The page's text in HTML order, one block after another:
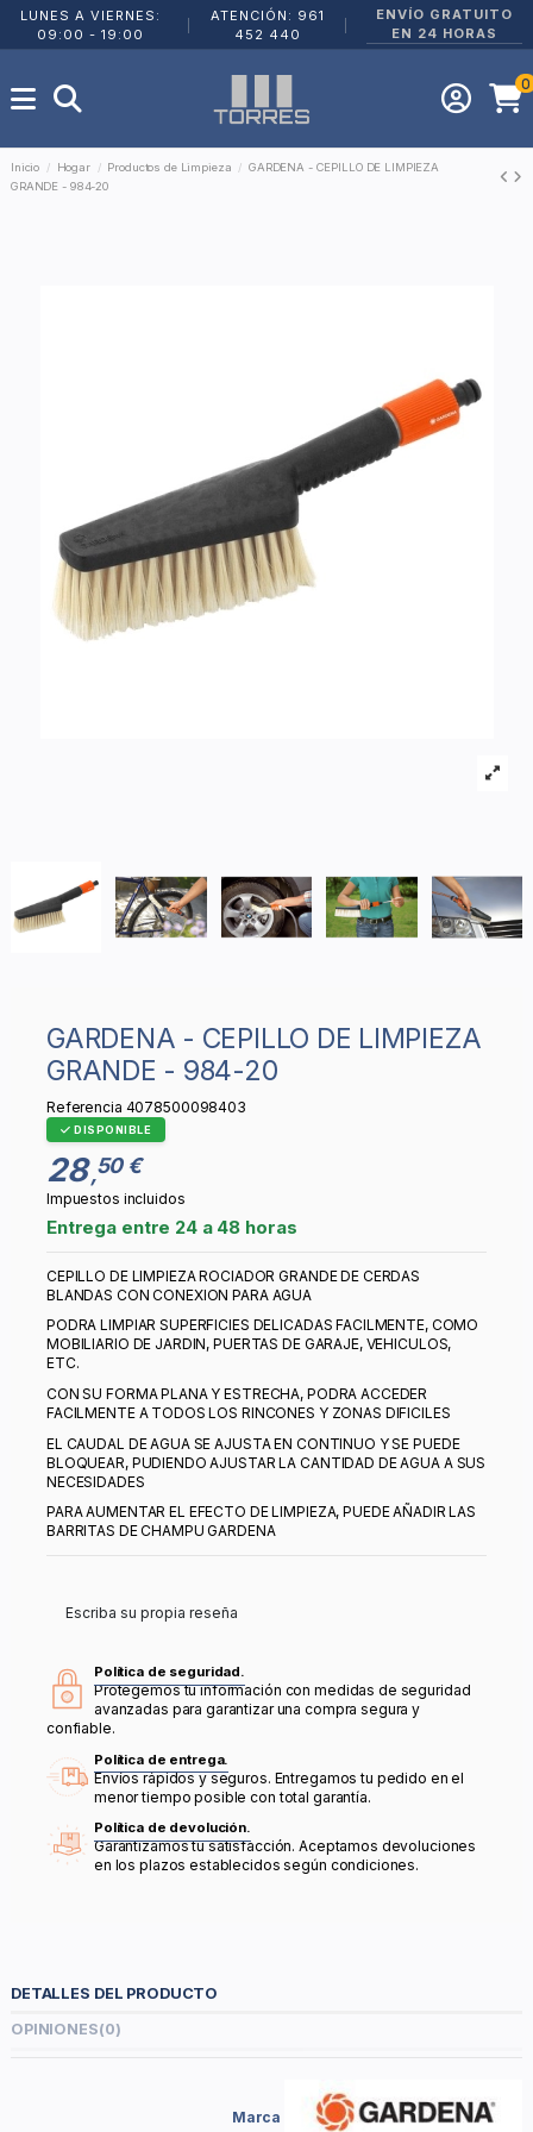
LUNES A VIERNES:
09:00 - 19:00
ATENCIÓN: 961
452 440
ENVÍO GRATUITO
EN 24 HORAS
0
Inicio Hogar Productos de Limpieza
GARDENA - CEPILLO DE LIMPIEZA
GRANDE - 984-20
GARDENA - CEPILLO DE LIMPIEZA
GRANDE - 984-20
Referencia 4078500098403
DISPONIBLE
28 ,50 €
Impuestos incluidos
Entrega entre 24 a 48 horas
CEPILLO DE LIMPIEZA ROCIADOR GRANDE DE CERDAS
BLANDAS CON CONEXION PARA AGUA
PODRA LIMPIAR SUPERFICIES DELICADAS FACILMENTE, COMO
MOBILIARIO DE JARDIN, PUERTAS DE GARAJE, VEHICULOS,
ETC.
CON SU FORMA PLANA Y ESTRECHA, PODRA ACCEDER
FACILMENTE A TODOS LOS RINCONES Y ZONAS DIFICILES
EL CAUDAL DE AGUA SE AJUSTA EN CONTINUO Y SE PUEDE
BLOQUEAR, PUDIENDO AJUSTAR LA CANTIDAD DE AGUA A SUS
NECESIDADES
PARA AUMENTAR EL EFECTO DE LIMPIEZA, PUEDE AÑADIR LAS
BARRITAS DE CHAMPU GARDENA
Escriba su propia reseña
Política de seguridad.
Protegemos tu información con medidas de seguridad
avanzadas para garantizar una compra segura y
confiable.
Política de entrega.
Envíos rápidos y seguros. Entregamos tu pedido en el
menor tiempo posible con total garantía.
Política de devolución.
Garantizamos tu satisfacción. Aceptamos devoluciones
en los plazos establecidos según condiciones.
DETALLES DEL PRODUCTO
OPINIONES(0)
Marca